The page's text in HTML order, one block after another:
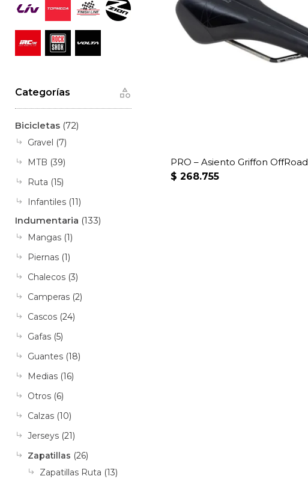
PRO – Asiento Griffon OffRoad
$ 268.755
Categorías
Bicicletas (72)
Gravel (7)
MTB (39)
Ruta (15)
Infantiles (11)
Indumentaria (133)
Mangas (1)
Piernas (1)
Chalecos (3)
Camperas (2)
Cascos (24)
Gafas (5)
Guantes (18)
Medias (16)
Otros (6)
Calzas (10)
Jerseys (21)
Zapatillas (26)
Zapatillas Ruta (13)